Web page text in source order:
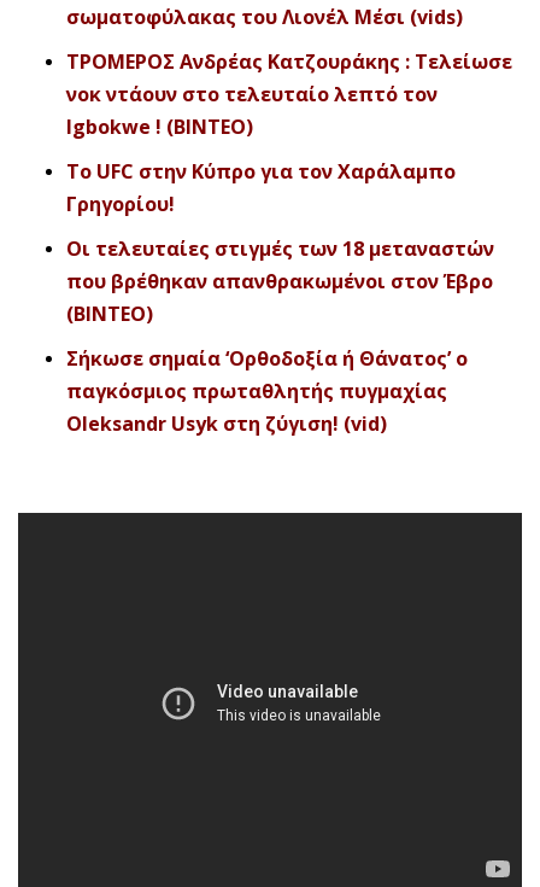
σωματοφύλακας του Λιονέλ Μέσι (vids)
ΤΡΟΜΕΡΟΣ Ανδρέας Κατζουράκης : Τελείωσε
νοκ ντάουν στο τελευταίο λεπτό τον
Igbokwe ! (ΒΙΝΤΕΟ)
To UFC στην Κύπρο για τον Χαράλαμπο
Γρηγορίου!
Οι τελευταίες στιγμές των 18 μεταναστών
που βρέθηκαν απανθρακωμένοι στον Έβρο
(ΒΙΝΤΕΟ)
Σήκωσε σημαία ‘Ορθοδοξία ή Θάνατος’ ο
παγκόσμιος πρωταθλητής πυγμαχίας
Oleksandr Usyk στη ζύγιση! (vid)